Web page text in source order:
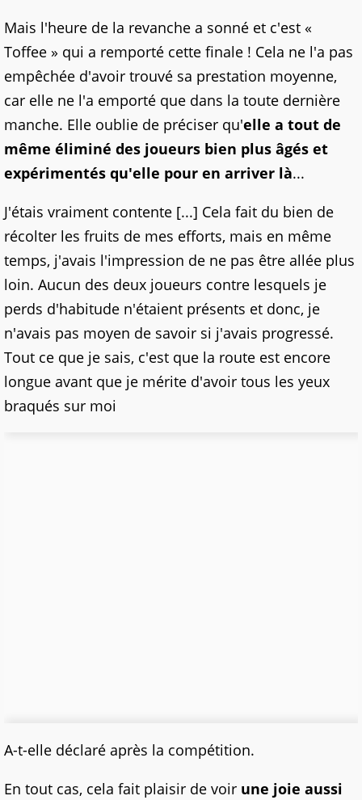
Mais l'heure de la revanche a sonné et c'est «
Toffee » qui a remporté cette finale ! Cela ne l'a pas
empêchée d'avoir trouvé sa prestation moyenne,
car elle ne l'a emporté que dans la toute dernière
manche. Elle oublie de préciser qu'elle a tout de
même éliminé des joueurs bien plus âgés et
expérimentés qu'elle pour en arriver là...
J'étais vraiment contente [...] Cela fait du bien de
récolter les fruits de mes efforts, mais en même
temps, j'avais l'impression de ne pas être allée plus
loin. Aucun des deux joueurs contre lesquels je
perds d'habitude n'étaient présents et donc, je
n'avais pas moyen de savoir si j'avais progressé.
Tout ce que je sais, c'est que la route est encore
longue avant que je mérite d'avoir tous les yeux
braqués sur moi
A-t-elle déclaré après la compétition.
En tout cas, cela fait plaisir de voir une joie aussi